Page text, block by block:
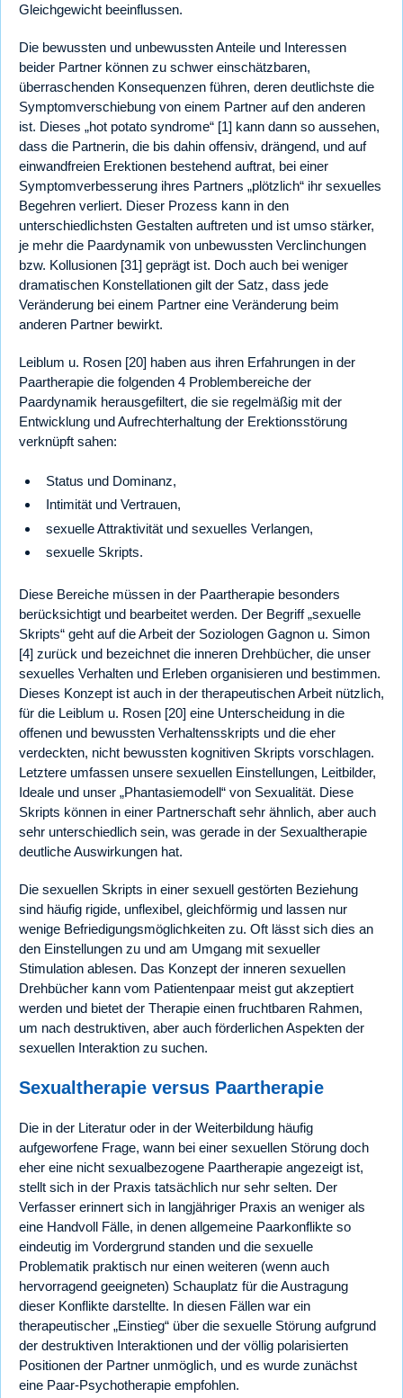
Gleichgewicht beeinflussen.
Die bewussten und unbewussten Anteile und Interessen
beider Partner können zu schwer einschätzbaren,
überraschenden Konsequenzen führen, deren deutlichste die
Symptomverschiebung von einem Partner auf den anderen
ist. Dieses „hot potato syndrome“ [1] kann dann so aussehen,
dass die Partnerin, die bis dahin offensiv, drängend, und auf
einwandfreien Erektionen bestehend auftrat, bei einer
Symptomverbesserung ihres Partners „plötzlich“ ihr sexuelles
Begehren verliert. Dieser Prozess kann in den
unterschiedlichsten Gestalten auftreten und ist umso stärker,
je mehr die Paardynamik von unbewussten Verclinchungen
bzw. Kollusionen [31] geprägt ist. Doch auch bei weniger
dramatischen Konstellationen gilt der Satz, dass jede
Veränderung bei einem Partner eine Veränderung beim
anderen Partner bewirkt.
Leiblum u. Rosen [20] haben aus ihren Erfahrungen in der
Paartherapie die folgenden 4 Problembereiche der
Paardynamik herausgefiltert, die sie regelmäßig mit der
Entwicklung und Aufrechterhaltung der Erektionsstörung
verknüpft sahen:
Status und Dominanz,
Intimität und Vertrauen,
sexuelle Attraktivität und sexuelles Verlangen,
sexuelle Skripts.
Diese Bereiche müssen in der Paartherapie besonders
berücksichtigt und bearbeitet werden. Der Begriff „sexuelle
Skripts“ geht auf die Arbeit der Soziologen Gagnon u. Simon
[4] zurück und bezeichnet die inneren Drehbücher, die unser
sexuelles Verhalten und Erleben organisieren und bestimmen.
Dieses Konzept ist auch in der therapeutischen Arbeit nützlich,
für die Leiblum u. Rosen [20] eine Unterscheidung in die
offenen und bewussten Verhaltensskripts und die eher
verdeckten, nicht bewussten kognitiven Skripts vorschlagen.
Letztere umfassen unsere sexuellen Einstellungen, Leitbilder,
Ideale und unser „Phantasiemodell“ von Sexualität. Diese
Skripts können in einer Partnerschaft sehr ähnlich, aber auch
sehr unterschiedlich sein, was gerade in der Sexualtherapie
deutliche Auswirkungen hat.
Die sexuellen Skripts in einer sexuell gestörten Beziehung
sind häufig rigide, unflexibel, gleichförmig und lassen nur
wenige Befriedigungsmöglichkeiten zu. Oft lässt sich dies an
den Einstellungen zu und am Umgang mit sexueller
Stimulation ablesen. Das Konzept der inneren sexuellen
Drehbücher kann vom Patientenpaar meist gut akzeptiert
werden und bietet der Therapie einen fruchtbaren Rahmen,
um nach destruktiven, aber auch förderlichen Aspekten der
sexuellen Interaktion zu suchen.
Sexualtherapie versus Paartherapie
Die in der Literatur oder in der Weiterbildung häufig
aufgeworfene Frage, wann bei einer sexuellen Störung doch
eher eine nicht sexualbezogene Paartherapie angezeigt ist,
stellt sich in der Praxis tatsächlich nur sehr selten. Der
Verfasser erinnert sich in langjähriger Praxis an weniger als
eine Handvoll Fälle, in denen allgemeine Paarkonflikte so
eindeutig im Vordergrund standen und die sexuelle
Problematik praktisch nur einen weiteren (wenn auch
hervorragend geeigneten) Schauplatz für die Austragung
dieser Konflikte darstellte. In diesen Fällen war ein
therapeutischer „Einstieg“ über die sexuelle Störung aufgrund
der destruktiven Interaktionen und der völlig polarisierten
Positionen der Partner unmöglich, und es wurde zunächst
eine Paar-Psychotherapie empfohlen.